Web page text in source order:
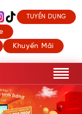
Khuyến Mãi
TUYỂN DỤNG